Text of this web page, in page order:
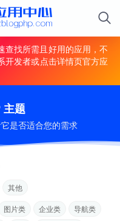
查找所需且好用的应用，不
开发者或点击详情页官方应
题
是否适合您的需求
其他
图片类 企业类
导航类